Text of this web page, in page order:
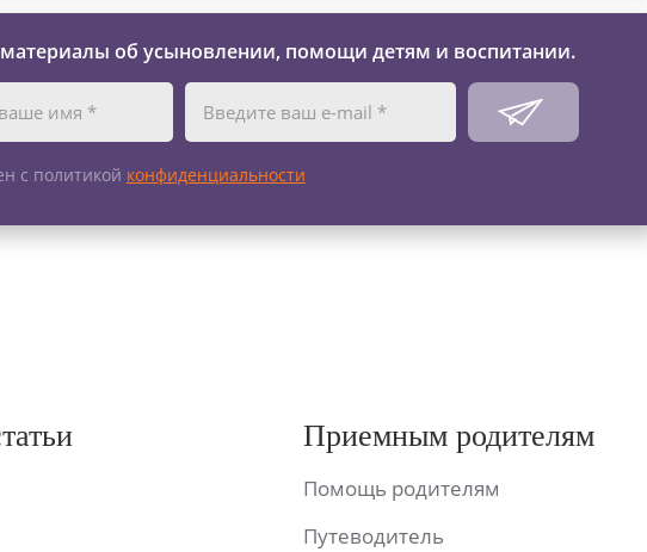
об усыновлении, помощи детям и воспитании.
с политикой конфиденциальности
Приемным родителям
Помощь родителям
Путеводитель